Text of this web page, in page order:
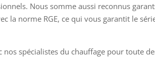
Nous somme aussi reconnus
la norme RGE, ce qui vous garantit le
nos spécialistes du chauffage pour toute